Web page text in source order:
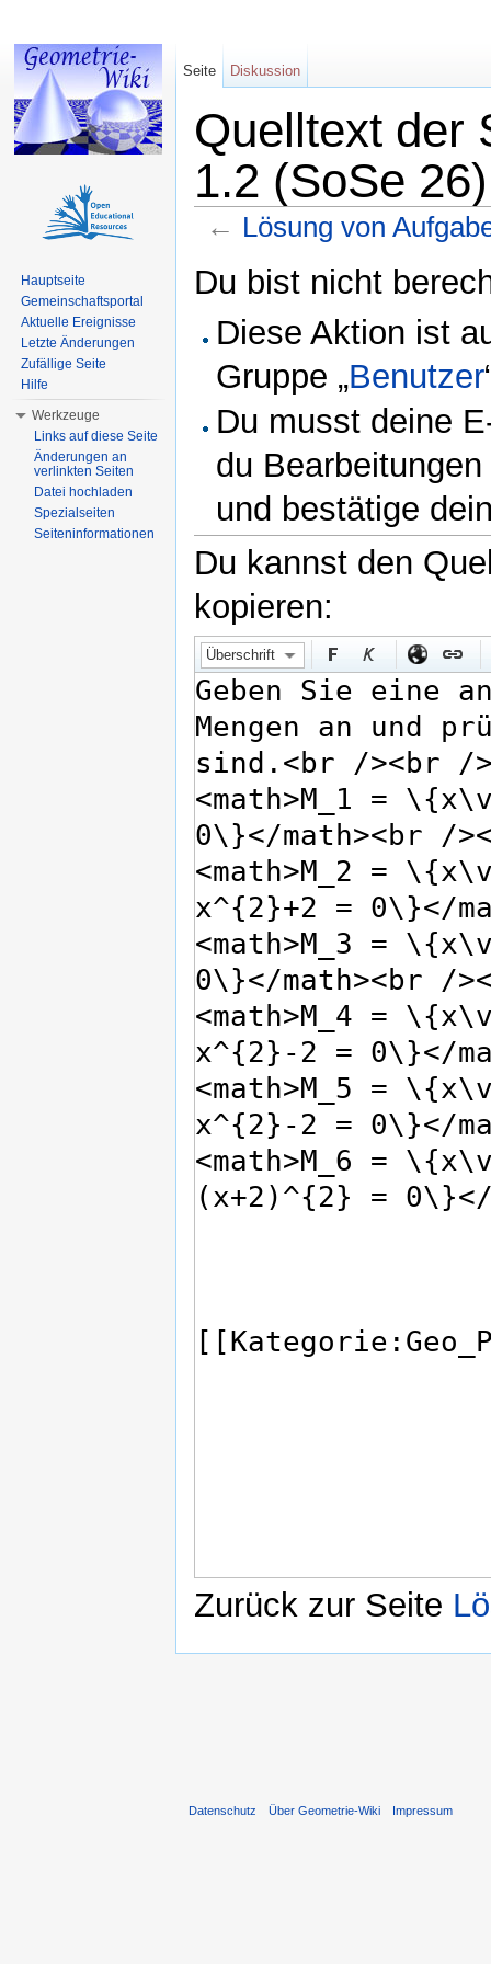
Quelltext der
1.2 (SoSe 26)
← Lösung von
Du bist nicht
Diese Aktion ist
Gruppe „Benutzer
Du musst deine
du
und bestätige
Du kannst den
kopieren:
Überschrift
Zurück zur Seite
Seite Diskussion
Hauptseite
Gemeinschaftsportal
Aktuelle Ereignisse
Letzte Änderungen
Zufällige Seite
Hilfe
Werkzeuge
Links auf diese Seite
Änderungen an
verlinkten Seiten
Datei hochladen
Spezialseiten
Seiteninformationen
Datenschutz Über Geometrie-Wiki Impressum